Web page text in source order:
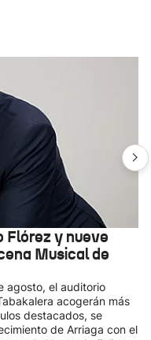
Flórez y nueve
Musical de
agosto, el auditorio
acogerán más
destacados, se
de Arriaga con el